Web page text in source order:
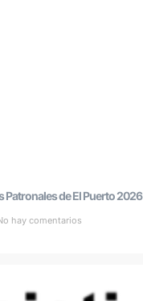
Patronales de El Puerto 2026
hay comentarios